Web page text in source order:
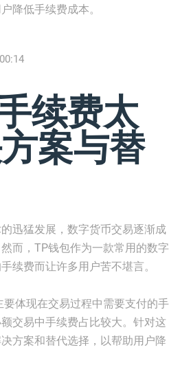
降低手续费成本。
续费太
案与替
迅猛发展，数字货币交易逐渐成
而，TP钱包作为一款常用的数字
续费而让许多用户苦不堪言。
体现在交易过程中需要支付的手
交易中手续费占比较大。针对这
方案和替代选择，以帮助用户降